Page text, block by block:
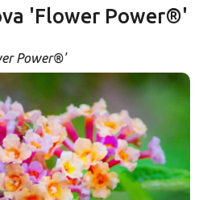
'Flower Power®'
Power®'